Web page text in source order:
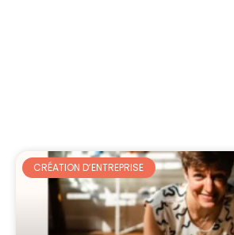
CRÉATION D’ENTREPRISE